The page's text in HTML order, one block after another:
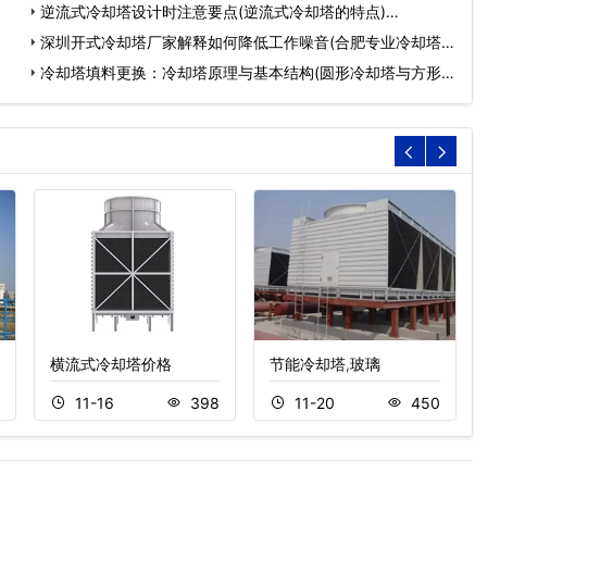
逆流式冷却塔设计时注意要点(逆流式冷却塔的特点)…
深圳开式冷却塔厂家解释如何降低工作噪音(合肥专业冷却塔
生…冷却塔填料更换：冷却塔原理与基本结构(圆形冷却塔与方形冷
却…
横流式冷却塔价格
11-16 398
节能冷却塔,玻璃
11-20 450